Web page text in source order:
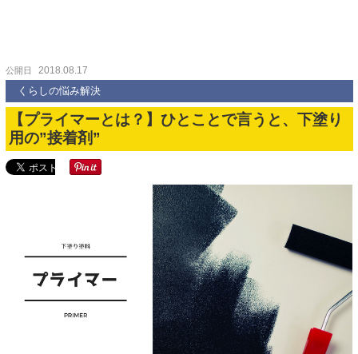
公開日 2018.08.17
くらしの悩み解決
【プライマーとは？】ひとことで言うと、下塗り
用の”接着剤”